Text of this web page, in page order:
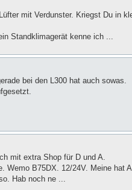
mit Verdunster. Kriegst Du in
Standklimagerät kenne ich ...
bei den L300 hat auch sowas.
mit extra Shop für D und A.
Wemo B75DX. 12/24V. Meine hat
Hab noch ne ...